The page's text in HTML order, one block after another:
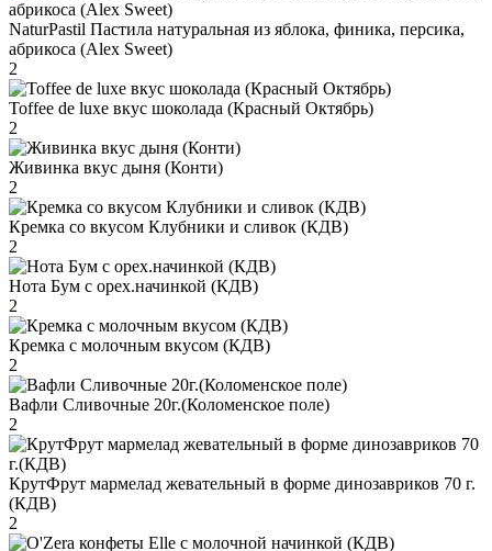
NaturPastil Пастила натуральная из яблока, финика, персика,
абрикоса (Alex Sweet)
2
Toffee de luxe вкус шоколада (Красный Октябрь)
2
Живинка вкус дыня (Конти)
2
Кремка со вкусом Клубники и сливок (КДВ)
2
Нота Бум с орех.начинкой (КДВ)
2
Кремка с молочным вкусом (КДВ)
2
Вафли Сливочные 20г.(Коломенское поле)
2
КрутФрут мармелад жевательный в форме динозавриков 70 г.
(КДВ)
2